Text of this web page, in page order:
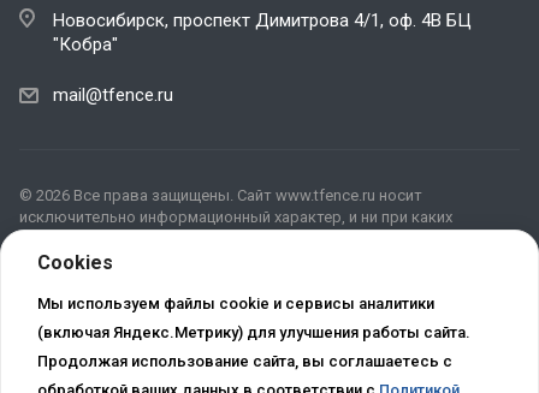
Новосибирск, проспект Димитрова 4/1, оф. 4В БЦ
"Кобра"
mail@tfence.ru
© 2026 Все права защищены. Сайт www.tfence.ru носит
исключительно информационный характер, и ни при каких
положениями ГК РФ. Для получения подробной информации о
пожалуйста, обращайтесь в офис продаж.
Актуальная версия Политики в свободном доступе расположена
в сети Интернет по
адресуhttp://tfence.ru/include/licenses_detail.php
Cookies
Мы используем файлы cookie и сервисы аналитики
(включая Яндекс.Метрику) для улучшения работы сайта.
Продолжая использование сайта, вы соглашаетесь с